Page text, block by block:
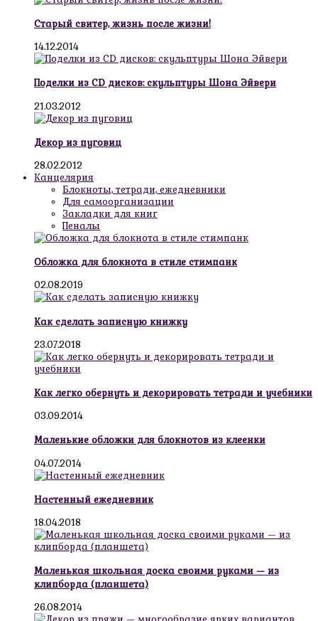
Старый свитер, жизнь после жизни!
14.12.2014
Поделки из CD дисков: скульптуры Шона Эйвери
21.03.2012
Декор из пуговиц
28.02.2012
Канцелярия
Блокноты, тетради, ежедневники
Для самоорганизации
Закладки для книг
Пеналы
Обложка для блокнота в стиле стимпанк
02.08.2019
Как сделать записную книжку
23.07.2018
Как легко обернуть и декорировать тетради и учебники
03.09.2014
Маленькие обложки для блокнотов из клеенки
04.07.2014
Настенный ежедневник
18.04.2018
Маленькая школьная доска своими руками — из
клипборда (планшета)
26.08.2014